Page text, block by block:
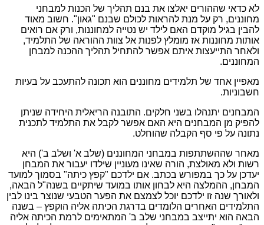
לא כדאי שההורים יאלצו את בנם תהליך של הכנות למבחני
מחוננים, רק על מנת להראות לכולם שבנם "גאון". חשוב מאוד
להבין בגיל מוקדם האם לילד יש נטייה למחוננות, ורק אם רואים
אותות מחוננות אז מומלץ לפנות אל צוות ההוראה של התלמיד,
ולאחר התייעצות איתם אפשר להתחיל תהליך ההכנה למבחן
המחוננים.
מאפיין אחד של תלמידים מחוננים הוא תכונה להתעכב על בעיות
חשבוניות.
המבחנים יתנהלו בשני חלקים. התובנה הריאלית היחידה שניתן
להפיק מן המבחנים היא האם אפשר לקבל את התלמיד לתכנית
נתונה על פי סף הקבלה שהוחלט.
מאחר שההשתתפות במבחני המחוננים (שלב א' ושלב ב') היא
רשות ולא מאולצת, הורה שאינו מעוניין שילדו יעבור את המבחן
יעדכן על כך במפורש בכתב. אם ילדכם "קפץ כיתה" בסמוך למועד
המבחן, ההמלצה היא לבחון אותו במועד שיתקיים בשנה"ל הבאה,
ולאורך שנה זו ילדכם יוכל לצמצם את הפער הטבעי שנוצר בינו לבין
התלמידים האחרים הלומדים בדרגת הכיתה אליה הוקפץ – בשנה
הבאה הוא יתייצב במבחני שלב ב' המתאימים לרמת הכיתה אליה